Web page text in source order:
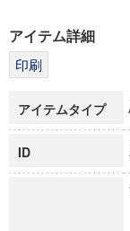
科学研究費
博士課程教
アイテム詳細
アイテムタイプ
ID